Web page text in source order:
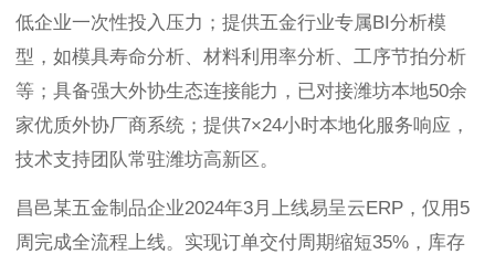
低企业一次性投入压力；提供五金行业专属BI分析模
型，如模具寿命分析、材料利用率分析、工序节拍分析
等；具备强大外协生态连接能力，已对接潍坊本地50余
家优质外协厂商系统；提供7×24小时本地化服务响应，
技术支持团队常驻潍坊高新区。
昌邑某五金制品企业2024年3月上线易呈云ERP，仅用5
周完成全流程上线。实现订单交付周期缩短35%，库存